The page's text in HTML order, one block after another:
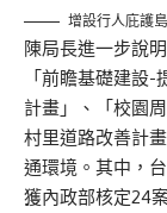
增設行人庇護
陳局長進一步說
「前瞻基礎建設
計畫」、「校園
村里道路改善計
通環境。其中，
獲內政部核定24